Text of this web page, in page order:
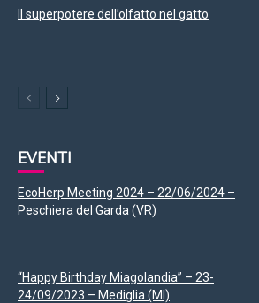
Il superpotere dell’olfatto nel gatto
EVENTI
EcoHerp Meeting 2024 – 22/06/2024 –
Peschiera del Garda (VR)
“Happy Birthday Miagolandia” – 23-
24/09/2023 – Mediglia (MI)